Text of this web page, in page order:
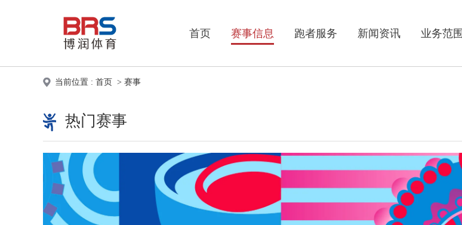
首页 赛事信息 跑者服务 新闻资讯 业务范围
当前位置 : 首页 > 赛事
热门赛事